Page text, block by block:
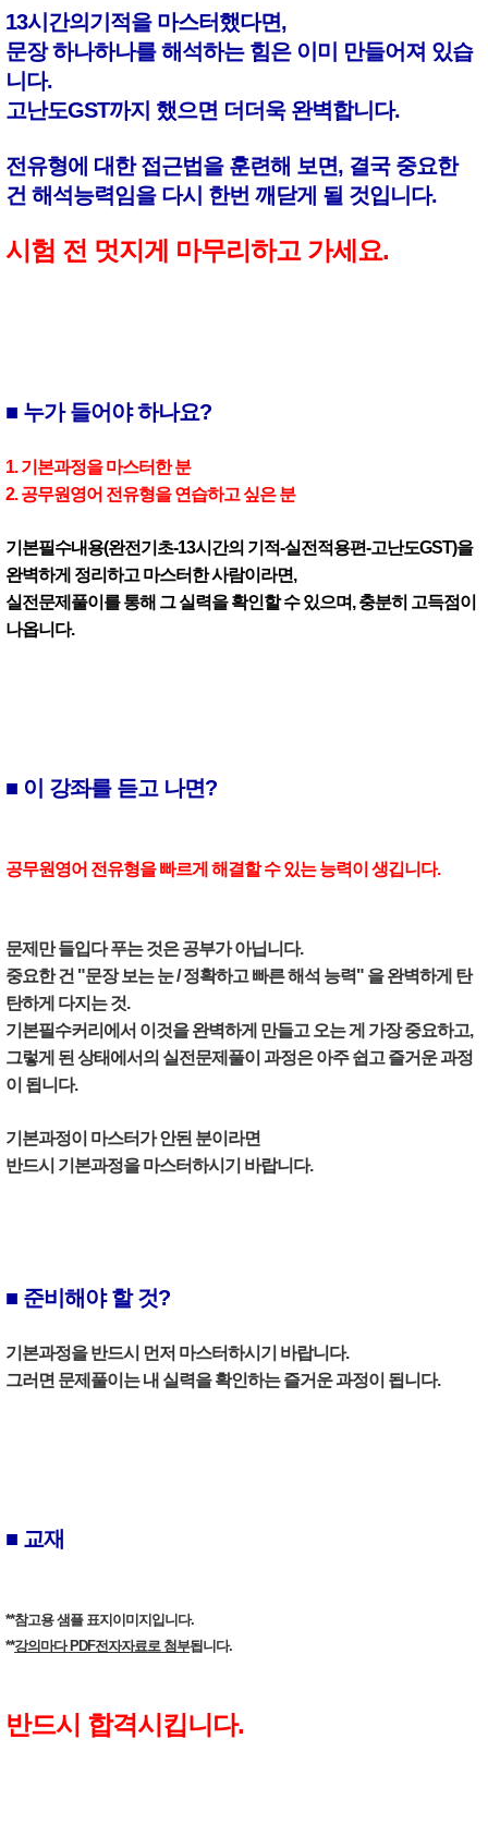
13시간의기적을 마스터했다면,
문장 하나하나를 해석하는 힘은 이미 만들어져 있습
니다.
고난도GST까지 했으면 더더욱 완벽합니다.
전유형에 대한 접근법을 훈련해 보면, 결국 중요한
건 해석능력임을 다시 한번 깨닫게 될 것입니다.
시험 전 멋지게 마무리하고 가세요.
■ 누가 들어야 하나요?
1. 기본과정을 마스터한 분
2. 공무원영어 전유형을 연습하고 싶은 분
기본필수내용(완전기초-13시간의 기적-실전적용편-고난도GST)을
완벽하게 정리하고 마스터한 사람이라면,
실전문제풀이를 통해 그 실력을 확인할 수 있으며, 충분히 고득점이
나옵니다.
■ 이 강좌를 듣고 나면?
공무원영어 전유형을 빠르게 해결할 수 있는 능력이 생깁니다.
문제만 들입다 푸는 것은 공부가 아닙니다.
중요한 건 "문장 보는 눈 / 정확하고 빠른 해석 능력" 을 완벽하게 탄
탄하게 다지는 것.
기본필수커리에서 이것을 완벽하게 만들고 오는 게 가장 중요하고,
그렇게 된 상태에서의 실전문제풀이 과정은 아주 쉽고 즐거운 과정
이 됩니다.
기본과정이 마스터가 안된 분이라면
반드시 기본과정을 마스터하시기 바랍니다.
■ 준비해야 할 것?
기본과정을 반드시 먼저 마스터하시기 바랍니다.
그러면 문제풀이는 내 실력을 확인하는 즐거운 과정이 됩니다.
■ 교재
**참고용 샘플 표지이미지입니다.
**강의마다 PDF전자자료로 첨부됩니다.
반드시 합격시킵니다.